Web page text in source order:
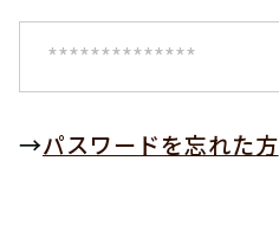
→パスワードを忘れた方